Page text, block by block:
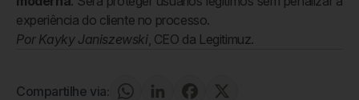
experiência do cliente no processo.
Por Kayky Janiszewski, CEO da Legitimuz.
Compartilhe via: